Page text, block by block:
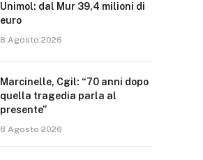
Unimol: dal Mur 39,4 milioni di
euro
8 Agosto 2026
Marcinelle, Cgil: “70 anni dopo
quella tragedia parla al
presente”
8 Agosto 2026